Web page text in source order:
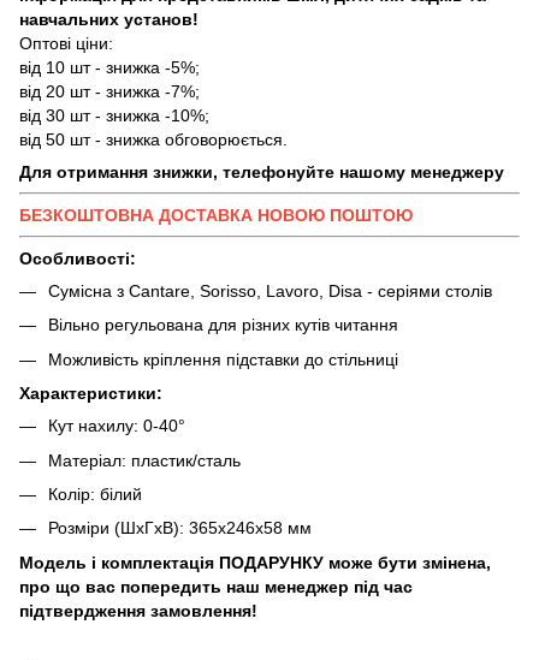
навчальних установ!
Оптові ціни:
від 10 шт - знижка -5%;
від 20 шт - знижка -7%;
від 30 шт - знижка -10%;
від 50 шт - знижка обговорюється.
Для отримання знижки, телефонуйте нашому менеджеру
БЕЗКОШТОВНА ДОСТАВКА НОВОЮ ПОШТОЮ
Особливості:
Сумісна з Cantare, Sorisso, Lavoro, Disa - серіями столів
Вільно регульована для різних кутів читання
Можливість кріплення підставки до стільниці
Характеристики:
Кут нахилу: 0-40°
Матеріал: пластик/сталь
Колір: білий
Розміри (ШхГхВ): 365x246x58 мм
Модель і комплектація ПОДАРУНКУ може бути змінена,
про що вас попередить наш менеджер під час
підтвердження замовлення!